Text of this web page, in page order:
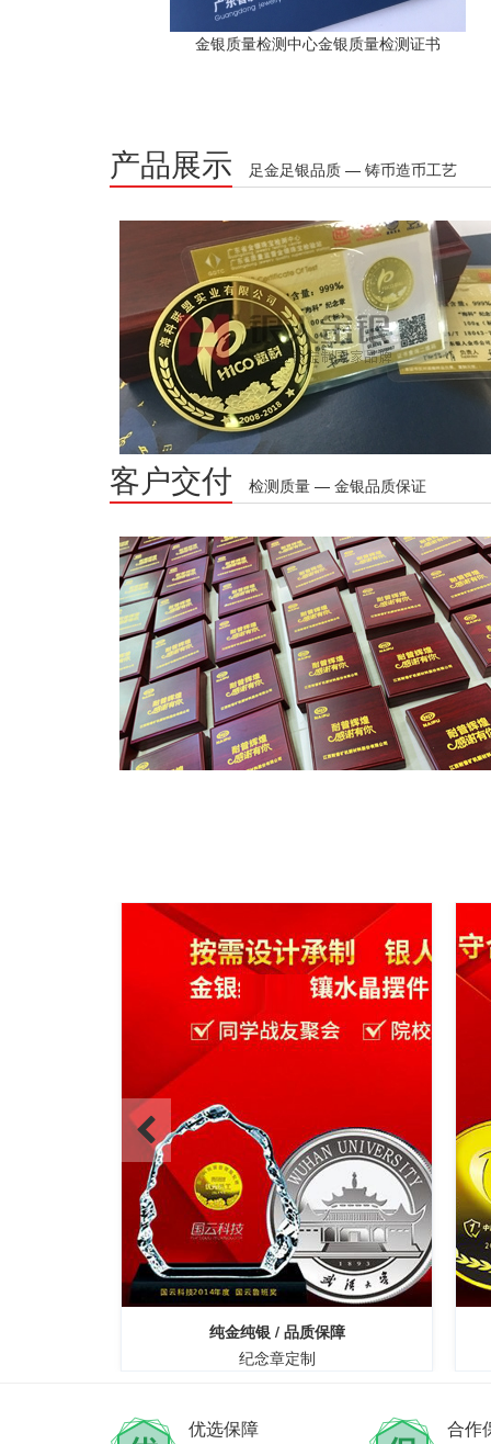
金银质量检测中心金银质量检测证书
产品展示 足金足银品质 — 铸币造币工艺
客户交付 检测质量 — 金银品质保证
纯金纯银 / 品质保障
纪念章定制
优选保障 合作